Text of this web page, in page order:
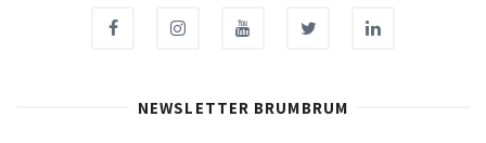
NEWSLETTER BRUMBRUM